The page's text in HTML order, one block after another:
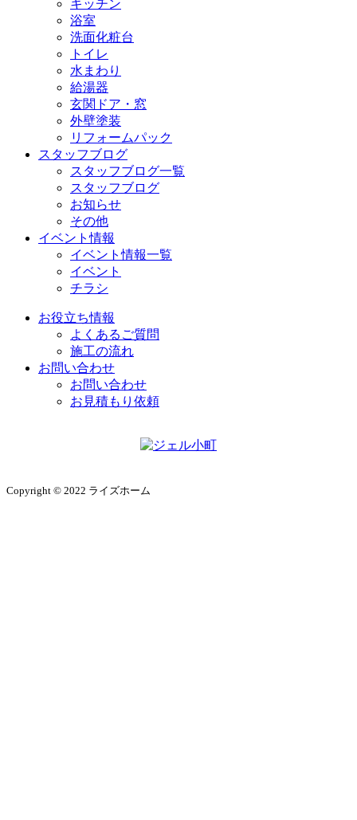
キッチン
浴室
洗面化粧台
トイレ
水まわり
給湯器
玄関ドア・窓
外壁塗装
リフォームパック
スタッフブログ
スタッフブログ一覧
スタッフブログ
お知らせ
その他
イベント情報
イベント情報一覧
イベント
チラシ
お役立ち情報
よくあるご質問
施工の流れ
お問い合わせ
お問い合わせ
お見積もり依頼
Copyright © 2022 ライズホーム